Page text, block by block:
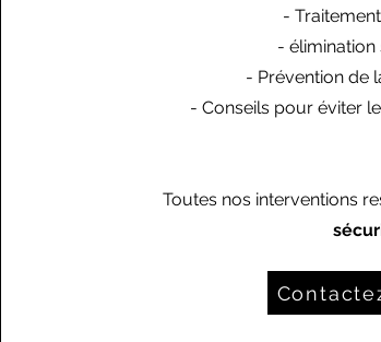
-
- élimination
- Prévention de
- Conseils pour éviter
Toutes nos interventions